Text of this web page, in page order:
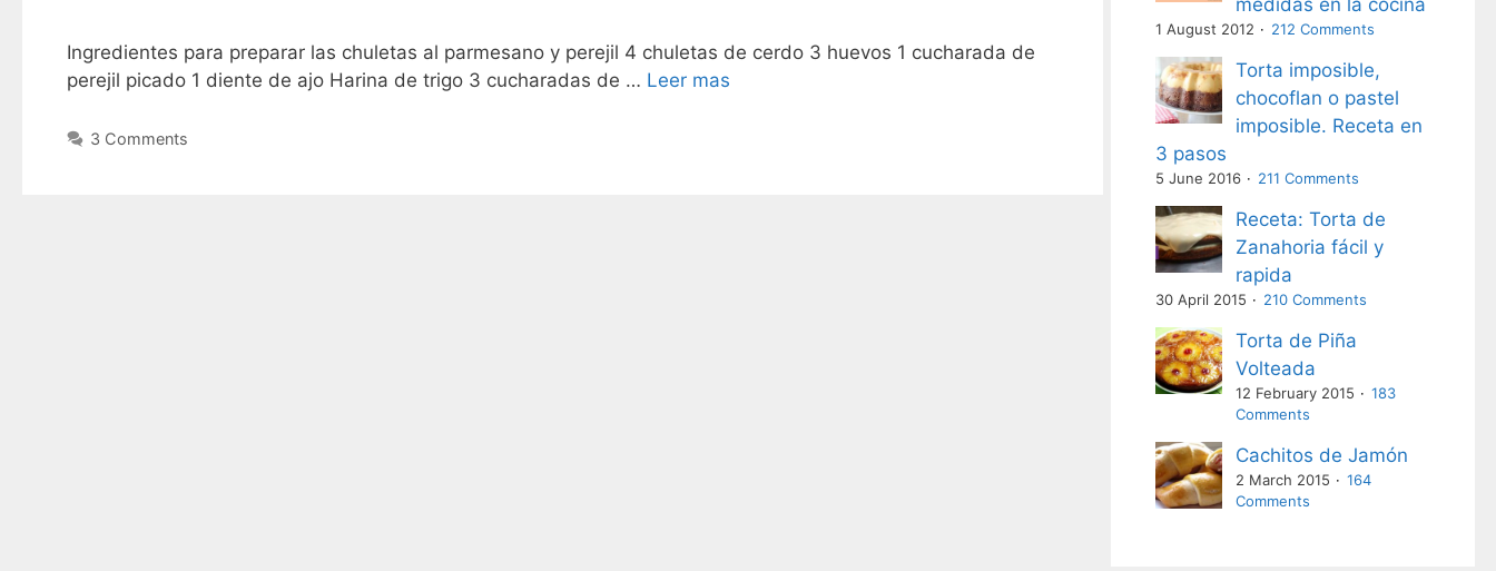
Ingredientes para preparar las chuletas al parmesano y perejil 4 chuletas de cerdo 3 huevos 1 cucharada de
perejil picado 1 diente de ajo Harina de trigo 3 cucharadas de … Leer mas
3 Comments
medidas en la cocina
1 August 2012 212 Comments
Torta imposible,
chocoflan o pastel
imposible. Receta en
3 pasos
5 June 2016 211 Comments
Receta: Torta de
Zanahoria fácil y
rapida
30 April 2015 210 Comments
Torta de Piña
Volteada
12 February 2015
183
Comments
Cachitos de Jamón
2 March 2015
164
Comments